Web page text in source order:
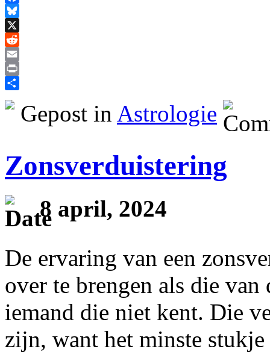
Facebook
Bluesky
X
Reddit
Email
Print
Gepost in Astrologie
Zonsverduistering
8 april, 2024
De ervaring van een
over te brengen als die van
iemand die niet kent. Die
zijn, want het minste